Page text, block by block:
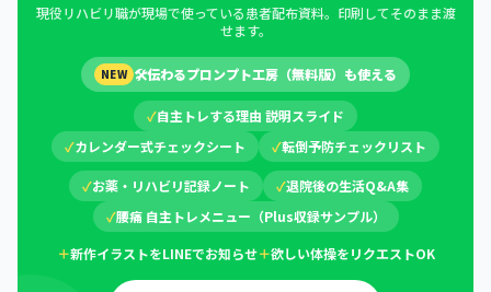
現役リハビリ職が現場で使っている患者配布資料。印刷してそのまま渡
せます。
NEW 🛠伝わるプロンプト工房（無料版）も使える
✓自主トレする理由 説明スライド
✓カレンダー式チェックシート ✓転倒予防チェックリスト
✓お薬・リハビリ記録ノート ✓退院後の生活Q&A集
✓腰痛 自主トレメニュー（Plus収録サンプル）
＋新作イラストをLINEでお知らせ＋欲しい体操をリクエストOK